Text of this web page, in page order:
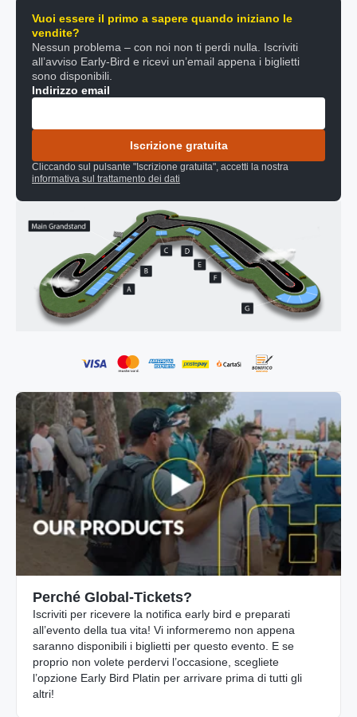
Vuoi essere il primo a sapere quando iniziano le
vendite?
Nessun problema – con noi non ti perdi nulla. Iscriviti
all’avviso Early-Bird e ricevi un’email appena i biglietti
sono disponibili.
Indirizzo email
Iscrizione gratuita
Cliccando sul pulsante "Iscrizione gratuita", accetti la nostra
informativa sul trattamento dei dati
Perché Global-Tickets?
Iscriviti per ricevere la notifica early bird e preparati
all’evento della tua vita! Vi informeremo non appena
saranno disponibili i biglietti per questo evento. E se
proprio non volete perdervi l’occasione, scegliete
l’opzione Early Bird Platin per arrivare prima di tutti gli
altri!